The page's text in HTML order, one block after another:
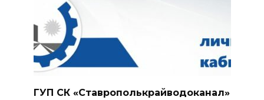
ГУП СК «Ставрополькрайводоканал»